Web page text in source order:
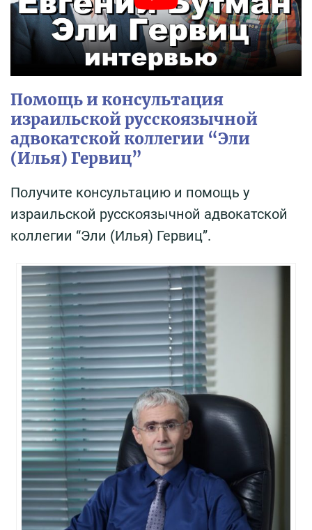
Помощь и консультация
израильской русскоязычной
адвокатской коллегии “Эли
(Илья) Гервиц”
Получите консультацию и помощь у
израильской русскоязычной адвокатской
коллегии “Эли (Илья) Гервиц”.